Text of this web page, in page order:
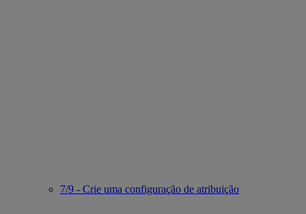
7/9 - Crie uma configuração de atribuição